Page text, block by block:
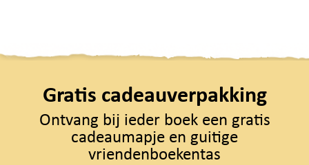
Gratis cadeauverpakking
Ontvang bij ieder boek een gratis
cadeaumapje en guitige
vriendenboekentas